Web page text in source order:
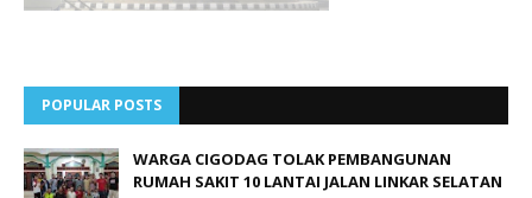
POPULAR POSTS
WARGA CIGODAG TOLAK PEMBANGUNAN
RUMAH SAKIT 10 LANTAI JALAN LINKAR SELATAN